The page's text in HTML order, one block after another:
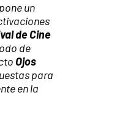
un
de Cine
de
Ojos
para
en la